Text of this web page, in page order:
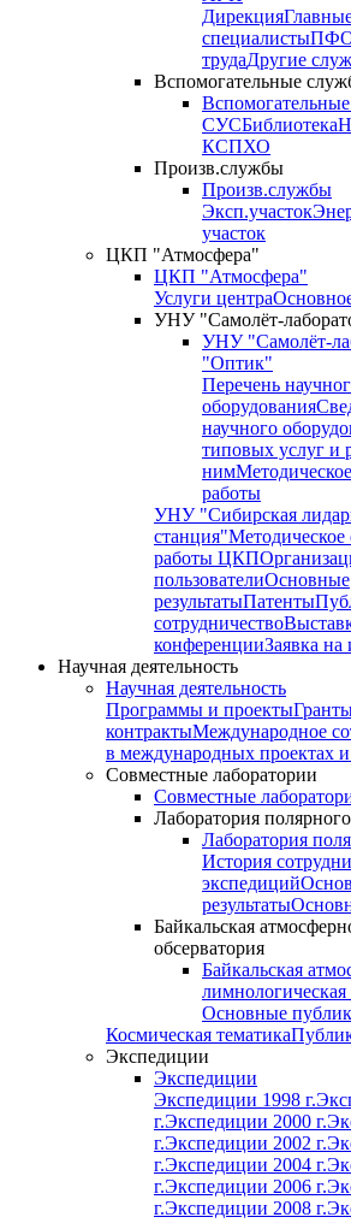
Дирекция
специалисты
трудаДругие
Вспомогательные
СУСБиблиотека
КСПХО
Произв.службы
Произв.службы
Эксп.участок
участок
ЦКП "Атмосфера"
ЦКП "Атмосфера"
Услуги центра
УНУ "Самолёт-
УНУ "Самолёт-
"Оптик"
Перечень
оборудования
научного
типовых услуг и
ним
работы
УНУ "Сибирская
станция"Методическое
работы ЦКП
пользователиОсновные
результатыПатенты
сотрудничество
конференцииЗаявка на
Научная деятельность
Научная деятельность
Программы и проекты
контрактыМеждународное
в международных проектах
Совместные лаборатории
Совместные
Лаборатория
Лаборатория
История
экспедиций
результаты
Байкальская
обсерватория
Байкальская
лимнологическая
Основные
Космическая тематика
Экспедиции
Экспедиции
Экспедиции 1998 г.
г.Экспедиции 2000 г.
г.Экспедиции 2002 г.
г.Экспедиции 2004 г.
г.Экспедиции 2006 г.
г.Экспедиции 2008 г.